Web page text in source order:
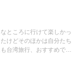
ところに行けて楽しかっ
けどそのほかは自分たち
台湾旅行、おすすめで